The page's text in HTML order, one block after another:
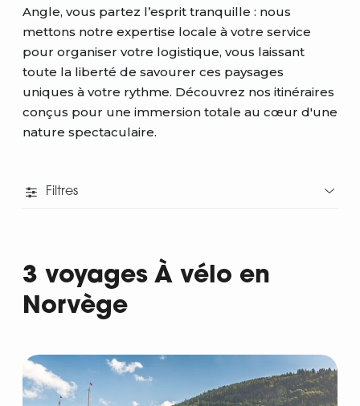
Angle, vous partez l’esprit tranquille : nous
mettons notre expertise locale à votre service
pour organiser votre logistique, vous laissant
toute la liberté de savourer ces paysages
uniques à votre rythme. Découvrez nos itinéraires
conçus pour une immersion totale au cœur d'une
nature spectaculaire.
Filtres
3 voyages À vélo en
Norvège